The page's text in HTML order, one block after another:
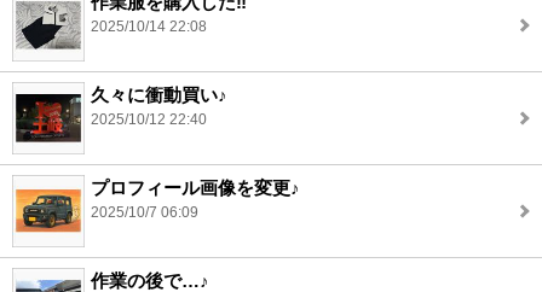
2025/10/14 22:08
久々に衝動買い♪
2025/10/12 22:40
プロフィール画像を変更♪
2025/10/7 06:09
作業の後で…♪